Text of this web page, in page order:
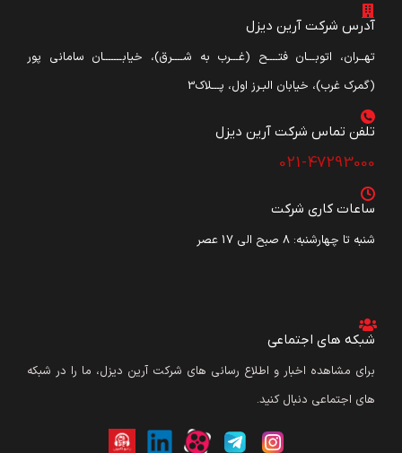
آدرس شرکت آرین دیزل
تهــران، اتوبـــان فتــــح (غـــرب به شــــرق)، خیابـــــــان سامانی پور
(گمرک غرب)، خیابان البـرز اول، پـــلاک3
تلفن تماس شرکت آرین دیزل​
021-47293000
ساعات کاری شرکت
شنبه تا چهارشنبه: ۸ صبح الی 17 عصر
شبکه های اجتماعی
برای مشاهده اخبار و اطلاع رسانی های شرکت آرین دیزل، ما را در شبکه
های اجتماعی دنبال کنید.